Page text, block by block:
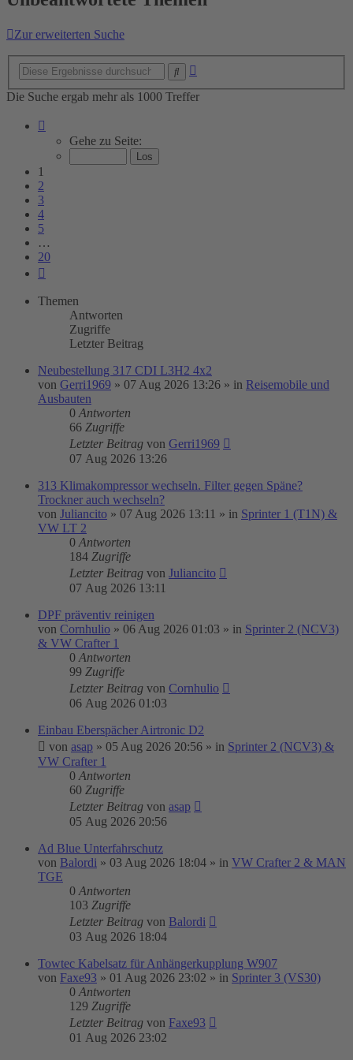
Zur erweiterten Suche
Die Suche ergab mehr als 1000 Treffer
von
Gehe zu Seite:
1
2
3
4
5
…
20
Themen
Antworten
Zugriffe
Letzter Beitrag
Neubestellung 317 CDI L3H2 4x2
von Gerri1969 » 07 Aug 2026 13:26 » in Reisemobile und
Ausbauten
0 Antworten
66 Zugriffe
Letzter Beitrag von Gerri1969
07 Aug 2026 13:26
313 Klimakompressor wechseln. Filter gegen Späne?
Trockner auch wechseln?
von Juliancito » 07 Aug 2026 13:11 » in Sprinter 1 (T1N) &
VW LT 2
0 Antworten
184 Zugriffe
Letzter Beitrag von Juliancito
07 Aug 2026 13:11
DPF präventiv reinigen
von Cornhulio » 06 Aug 2026 01:03 » in Sprinter 2 (NCV3)
& VW Crafter 1
0 Antworten
99 Zugriffe
Letzter Beitrag von Cornhulio
06 Aug 2026 01:03
Einbau Eberspächer Airtronic D2
von asap » 05 Aug 2026 20:56 » in Sprinter 2 (NCV3) &
VW Crafter 1
0 Antworten
60 Zugriffe
Letzter Beitrag von asap
05 Aug 2026 20:56
Ad Blue Unterfahrschutz
von Balordi » 03 Aug 2026 18:04 » in VW Crafter 2 & MAN
TGE
0 Antworten
103 Zugriffe
Letzter Beitrag von Balordi
03 Aug 2026 18:04
Towtec Kabelsatz für Anhängerkupplung W907
von Faxe93 » 01 Aug 2026 23:02 » in Sprinter 3 (VS30)
0 Antworten
129 Zugriffe
Letzter Beitrag von Faxe93
01 Aug 2026 23:02